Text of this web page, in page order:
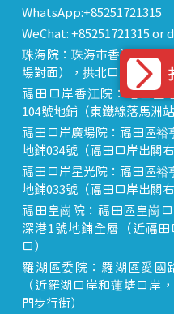
WhatsApp:+85251721315
WeChat: +85251721315 or
珠海院：珠海市香洲區 拱
場對面），拱北口岸步行8
福田口岸香江院：福田區
104號地鋪（東鐵線落馬洲
福田口岸廣場院：福田區裕
地鋪034號（福田口岸出關
福田口岸星光院：福田區裕
地鋪033號（福田口岸出關
福田皇崗院：福田區皇崗
深港1號地鋪全層（近福
口）
羅湖區委院：羅湖區愛國
（近羅湖口岸和蓮塘口岸
門步行街）